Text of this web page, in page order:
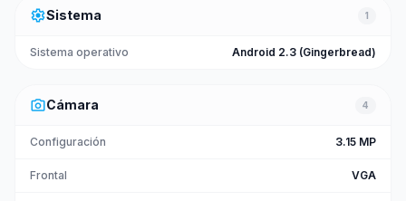
settingsSistema 1
Sistema operativo Android 2.3 (Gingerbread)
photo_cameraCámara 4
Configuración 3.15 MP
Frontal VGA